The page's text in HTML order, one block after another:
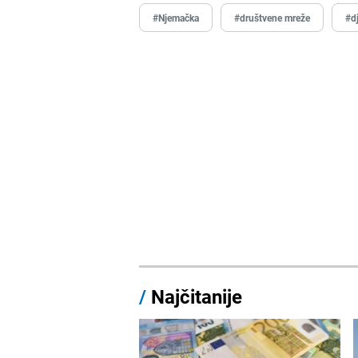
#Njemačka #društvene mreže
/ Najčitanije